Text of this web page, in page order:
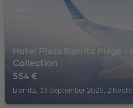
Hotel Plaza Biarritz Plage -
Collection
554 €
Biarritz, 03 September 2026, 2